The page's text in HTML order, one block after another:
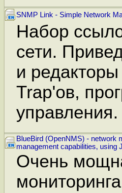
SNMP Link - Simple Network
Набор
сети.
и
Trap'ов,
управления.
BlueBird (OpenNMS) - network
management capabilities, using
Очень